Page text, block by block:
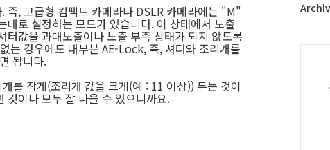
즉, 고급형 컴팩트 카메라나 DSLR 카메라에는 "M"
로 설정하는 모드가 있습니다. 이 상태에서 노출
값을 과대노출이나 노출 부족 상태가 되지 않도록
는 경우에도 대부분 AE-Lock, 즉, 셔터와 조리개를
됩니다.
를 작게(조리개 값을 크게(예 : 11 이상)) 두는 것이
것이나 모두 잘 나올 수 있으니까요.
플